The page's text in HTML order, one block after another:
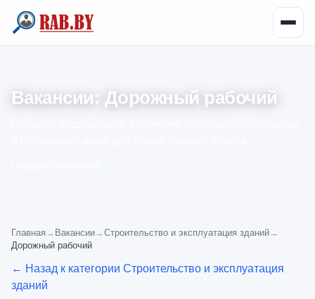
Вакансии: Дорожный рабочий
Главная → Вакансии→ Строительство и эксплуатация зданий→
Дорожный рабочий
← Назад к категории Строительство и эксплуатация
зданий